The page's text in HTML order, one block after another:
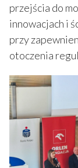
przejścia do
innowacjach i
przy
otoczenia